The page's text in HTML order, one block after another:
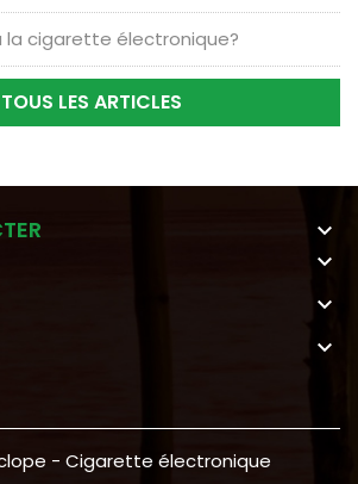
la cigarette électronique?
TOUS LES ARTICLES




- Cigarette électronique